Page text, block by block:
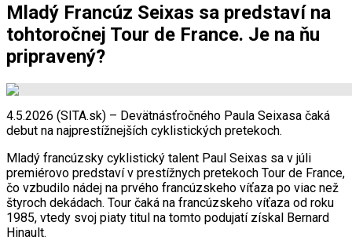
Mladý Francúz Seixas sa predstaví na
tohtoročnej Tour de France. Je na ňu
pripravený?
4.5.2026 (SITA.sk) – Devätnásťročného Paula Seixasa čaká
debut na najprestížnejších cyklistických pretekoch.
Mladý francúzsky cyklistický talent Paul Seixas sa v júli
premiérovo predstaví v prestížnych pretekoch Tour de France,
čo vzbudilo nádej na prvého francúzskeho víťaza po viac než
štyroch dekádach. Tour čaká na francúzskeho víťaza od roku
1985, vtedy svoj piaty titul na tomto podujatí získal Bernard
Hinault.